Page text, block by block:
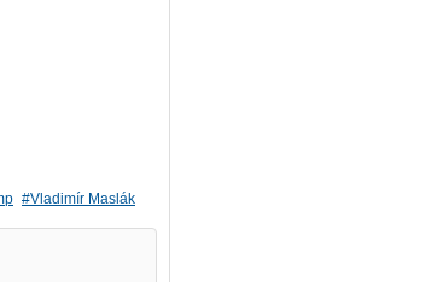
Vladimír Maslák